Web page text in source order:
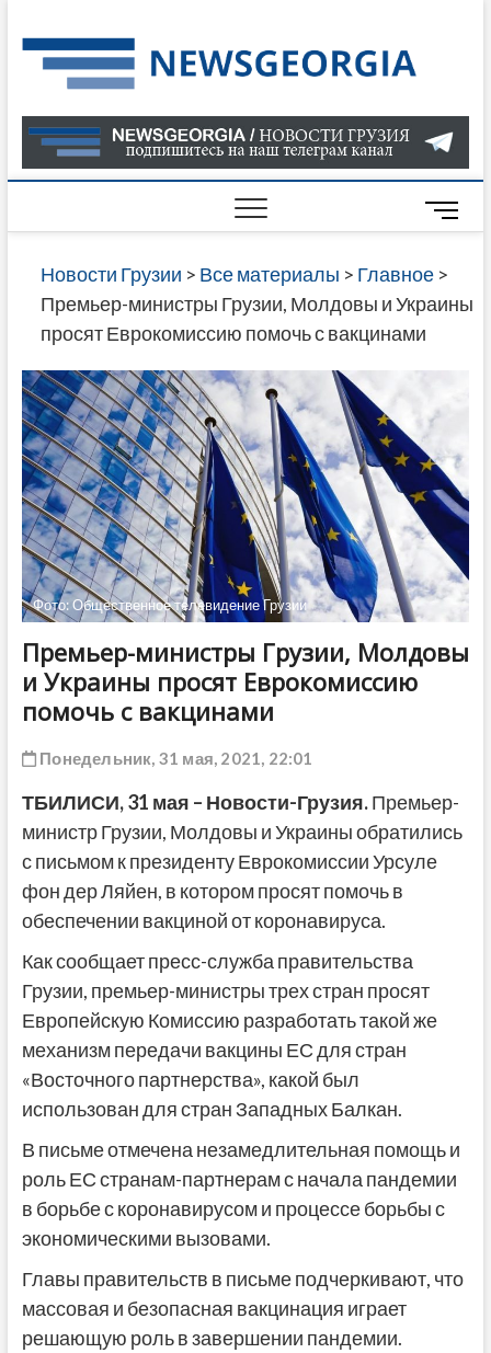
to
content
О
В
ГРУЗИИ
САЙТЕ
M
e
n
u
t
n
Новости Грузии > Все материалы > Главное>
Премьер-министры Грузии, Молдовы и Украины
просят Еврокомиссию помочь с вакцинами
Фото: Общественное телевидение Грузии
Премьер-министры Грузии, Молдовы
и Украины просят Еврокомиссию
помочь с вакцинами
Понедельник, 31 мая, 2021, 22:01
ТБИЛИСИ,31 мая – Новости-Грузия.Премьер-
министр Грузии, Молдовы и Украины обратились
с письмом к президенту Еврокомиссии Урсуле
фон дер Ляйен, в котором просят помочь в
обеспечении вакциной от коронавируса.
Как сообщает пресс-служба правительства
Грузии, премьер-министры трех стран просят
Европейскую Комиссию разработать такой же
механизм передачи вакцины ЕС для стран
«Восточного партнерства», какой был
использован для стран Западных Балкан.
В письме отмечена незамедлительная помощь и
роль ЕС странам-партнерам с начала пандемии
в борьбе с коронавирусом и процессе борьбы с
экономическими вызовами.
Главы правительств в письме подчеркивают, что
массовая и безопасная вакцинация играет
решающую роль в завершении пандемии.